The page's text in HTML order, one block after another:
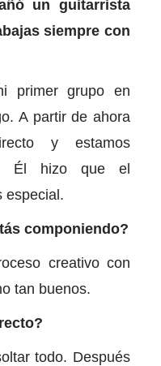
un guitarrista
siempre con
primer grupo en
A partir de ahora
y estamos
Él hizo que el
especial.
componiendo?
creativo con
tan buenos.
todo. Después